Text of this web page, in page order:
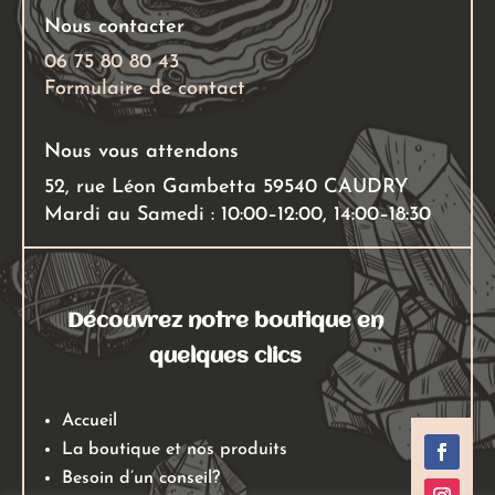
du
produit
Nous contacter
06 75 80 80 43
Formulaire de contact
Nous vous attendons
52, rue Léon Gambetta 59540 CAUDRY
Mardi au Samedi : 10:00–12:00, 14:00–18:30
Découvrez notre boutique en
quelques clics
Accueil
La boutique et nos produits
Besoin d’un conseil?